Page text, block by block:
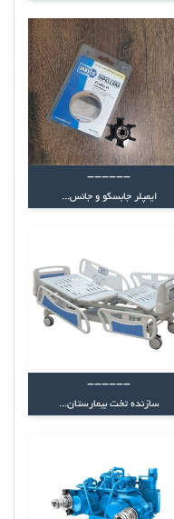
------
ایمپلر جابسکو و جانس...
------
سازنده تخت بیمارستان...